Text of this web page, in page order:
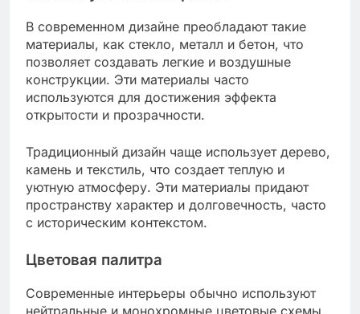
В современном дизайне преобладают такие
материалы, как стекло, металл и бетон, что
позволяет создавать легкие и воздушные
конструкции. Эти материалы часто
используются для достижения эффекта
открытости и прозрачности.
Традиционный дизайн чаще использует дерево,
камень и текстиль, что создает теплую и
уютную атмосферу. Эти материалы придают
пространству характер и долговечность, часто
с историческим контекстом.
Цветовая палитра
Современные интерьеры обычно используют
нейтральные и монохромные цветовые схемы,